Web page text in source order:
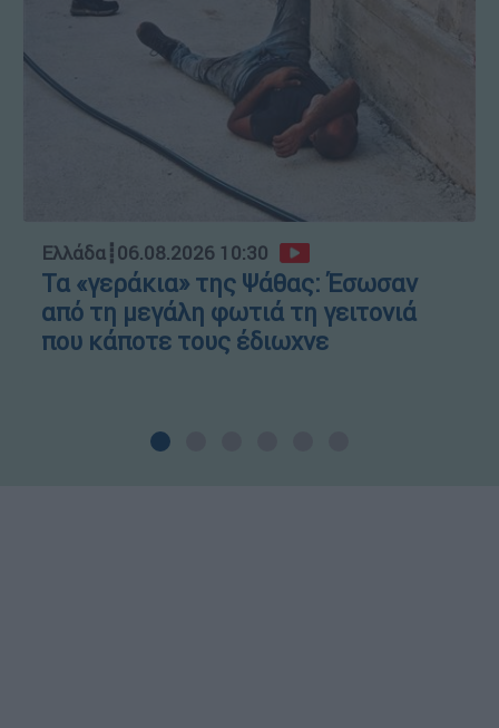
Ελλάδα┋06.08.2026 10:30
Τα «γεράκια» της Ψάθας: Έσωσαν
από τη μεγάλη φωτιά τη γειτονιά
που κάποτε τους έδιωχνε